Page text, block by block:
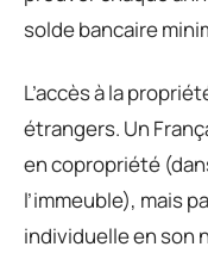
solde bancaire
L’accès à la
étrangers. Un
en copropriété
l’immeuble), mais
individuelle en son